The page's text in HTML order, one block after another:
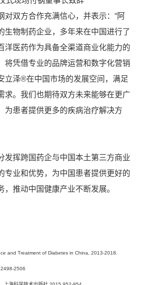
对双方合作充满信心，并表示：“阿
生物制药企业，多年来在中国进行了
洋医药作为具备全渠道商业化能力的
将凭借专业的品牌运营和数字化营销
立泽®在中国市场的发展空间，满足
求。我们也期待双方未来能够在更广
为患者提供更多的疾病治疗解决方
发挥跨国药企与中国本土第三方商业
专业和优势，为中国患者提供更好的
，推动中国健康产业不断发展。
and Treatment of Diabetes in China, 2013-2018.
2506